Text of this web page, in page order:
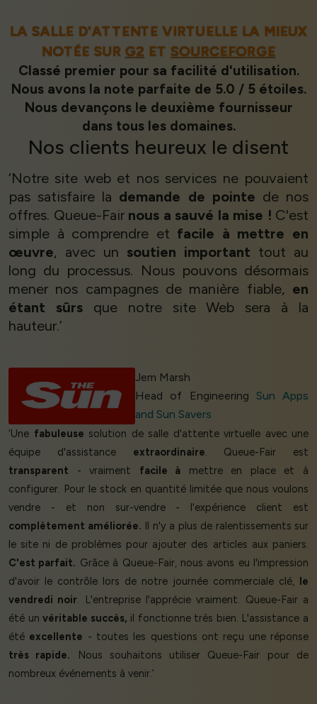
LA SALLE D'ATTENTE VIRTUELLE LA MIEUX
NOTÉE SURG2 ET SOURCEFORGE
Classé premier pour sa facilité d'utilisation.
Nous avons la note parfaite de 5.0 / 5 étoiles.
Nous devançons le deuxième fournisseur
dans tous les domaines.
Nos clients heureux le disent
‘Notre site web et nos services ne pouvaient
pas satisfaire la demande de pointe de nos
offres. Queue-Fair nous a sauvé la mise ! C'est
simple à comprendre et facile à mettre en
œuvre, avec un soutien important tout au
long du processus. Nous pouvons désormais
mener nos campagnes de manière fiable, en
étant sûrsque notre site Web sera à la
hauteur.’
Jem Marsh
Head of Engineering Sun Apps
and Sun Savers
‘Une fabuleuse solution de salle d'attente virtuelle avec une
équipe d'assistance extraordinaire. Queue-Fair est
transparent - vraiment facile à mettre en place et à
configurer. Pour le stock en quantité limitée que nous voulons
vendre - et non sur-vendre - l'expérience client est
complètement améliorée. Il n'y a plus de ralentissements sur
le site ni de problèmes pour ajouter des articles aux paniers.
C'est parfait. Grâce à Queue-Fair, nous avons eu l'impression
d'avoir le contrôle lors de notre journée commerciale clé,
le
vendredi noir. L'entreprise l'apprécie vraiment. Queue-Fair a
été unvéritable succès, il fonctionne très bien. L'assistance a
été excellente - toutes les questions ont reçu une réponse
très rapide. Nous souhaitons utiliser Queue-Fair pour de
nombreux événements à venir.’